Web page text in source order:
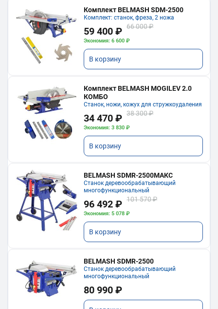
Комплект BELMASH SDM-2500
Комплект: станок, фреза, 2 ножа
59 400 ₽ 66 000 ₽
Экономия: 6 600 ₽
В корзину
Комплект BELMASH MOGILEV 2.0
КОМБО
Станок, ножи, кожух для стружкоудаления
34 470 ₽ 38 300 ₽
Экономия: 3 830 ₽
В корзину
BELMASH SDMR-2500МАКС
Станок деревообрабатывающий
многофункциональный
96 492 ₽ 101 570 ₽
Экономия: 5 078 ₽
В корзину
BELMASH SDMR-2500
Станок деревообрабатывающий
многофункциональный
80 990 ₽